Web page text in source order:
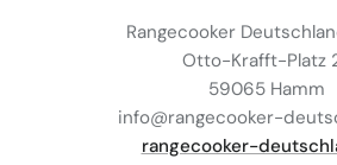
Rangecooker
Otto-Krafft-Platz
59065 Hamm
info@rangecooker-
rangecooker-